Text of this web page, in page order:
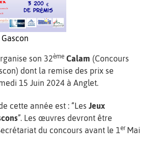
son 32ème Calam (Concours
dont la remise des prix se
15 Juin 2024 à Anglet.
cette année est : “Les Jeux
”. Les œuvres devront être
du concours avant le 1er Mai